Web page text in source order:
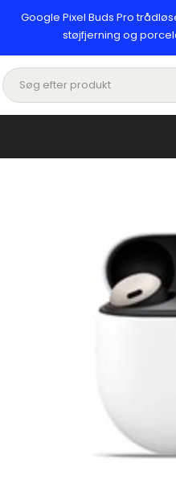
Google Pixel Buds Pro
støjfjerning og